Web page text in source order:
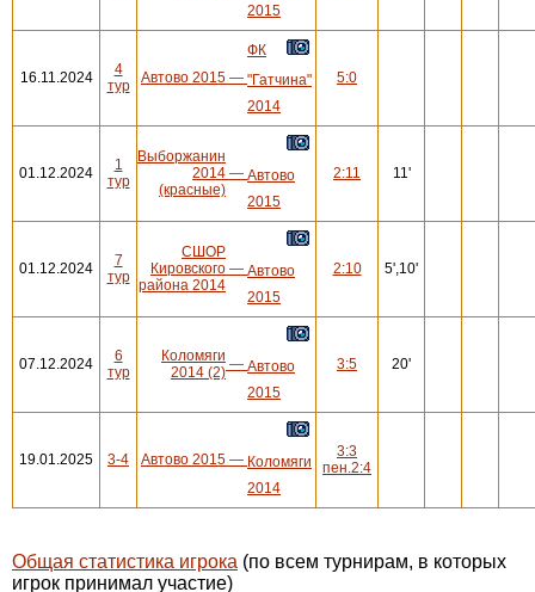
2015
16.11.2024
4
тур
Автово 2015 —
ФК
"Гатчина"
2014
5:0
01.12.2024
1
тур
Выборжанин
2014
(красные)
— Автово
2015
2:11 11'
01.12.2024
7
тур
СШОР
Кировского
района 2014
— Автово
2015
2:10 5',10'
07.12.2024
6
тур
Коломяги
2014 (2) — Автово
2015
3:5 20'
19.01.2025 3-4 Автово 2015 — Коломяги
2014
3:3
пен.2:4
Общая статистика игрока (по всем турнирам, в которых
игрок принимал участие)